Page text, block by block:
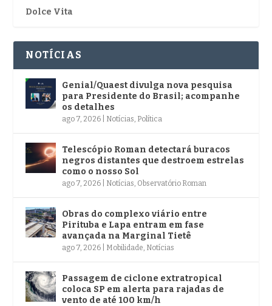
Dolce Vita
NOTÍCIAS
Genial/Quaest divulga nova pesquisa
para Presidente do Brasil; acompanhe
os detalhes
ago 7, 2026 Notícias, Política
Telescópio Roman detectará buracos
negros distantes que destroem estrelas
como o nosso Sol
ago 7, 2026 Notícias, Observatório Roman
Obras do complexo viário entre
Pirituba e Lapa entram em fase
avançada na Marginal Tietê
ago 7, 2026 Mobilidade, Notícias
Passagem de ciclone extratropical
coloca SP em alerta para rajadas de
vento de até 100 km/h